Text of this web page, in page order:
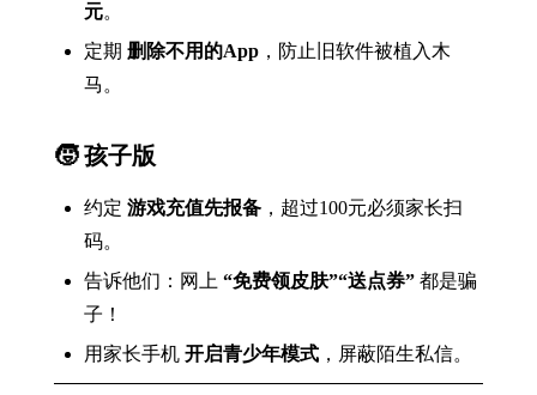
元。
定期 删除不用的App ，防止旧软件被植入木
马。
🧒 孩子版
约定 游戏充值先报备 ，超过100元必须家长扫
码。
告诉他们：网上 “免费领皮肤”“送点券” 都是骗
子！
用家长手机 开启青少年模式 ，屏蔽陌生私信。